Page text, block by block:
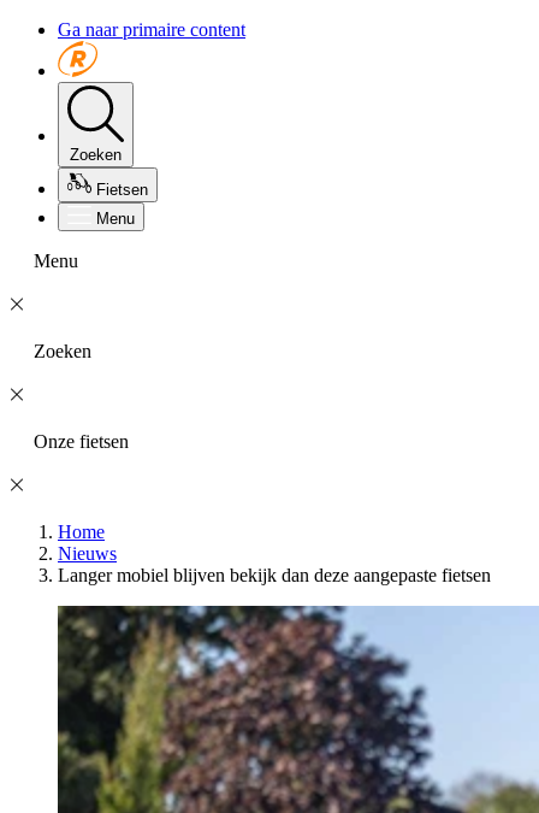
Ga naar primaire content
Zoeken
Fietsen
Menu
Menu
Zoeken
Onze fietsen
Home
Nieuws
Langer mobiel blijven bekijk dan deze aangepaste fietsen